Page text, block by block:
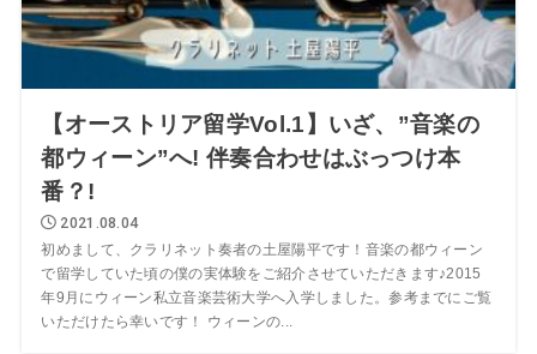
【オーストリア留学Vol.1】いざ、”音楽の
都ウィーン”へ! 伴奏合わせはぶっつけ本
番？!
2021.08.04
初めまして、クラリネット奏者の土屋陽平です！音楽の都ウィーン
で留学していた頃の僕の実体験をご紹介させていただきます♪2015
年9月にウィーン私立音楽芸術大学へ入学しました。参考までにご覧
いただけたら幸いです！ ウィーンの...